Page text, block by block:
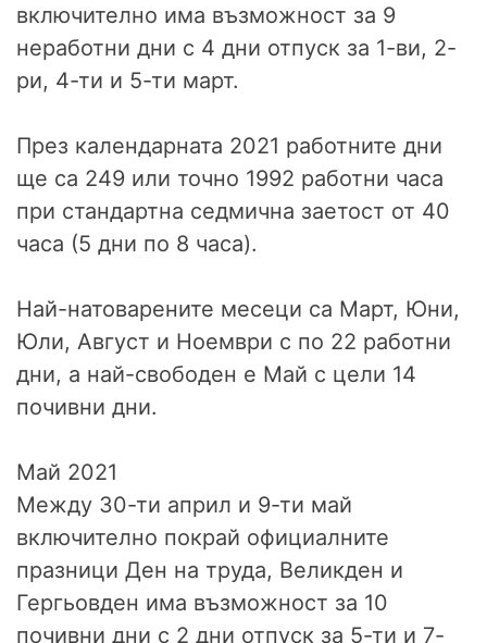
включително има възможност за 9
неработни дни с 4 дни отпуск за 1-ви, 2-
ри, 4-ти и 5-ти март.
През календарната 2021 работните дни
ще са 249 или точно 1992 работни часа
при стандартна седмична заетост от 40
часа (5 дни по 8 часа).
Най-натоварените месеци са Март, Юни,
Юли, Август и Ноември с по 22 работни
дни, а най-свободен е Май с цели 14
почивни дни.
Май 2021
Между 30-ти април и 9-ти май
включително покрай официалните
празници Ден на труда, Великден и
Гергьовден има възможност за 10
почивни дни с 2 дни отпуск за 5-ти и 7-